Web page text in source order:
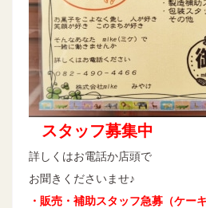
スタッフ募集中
詳しくはお電話か店頭で
お聞きくださいませ♪
・販売・補助スタッフ急募（ケーキ